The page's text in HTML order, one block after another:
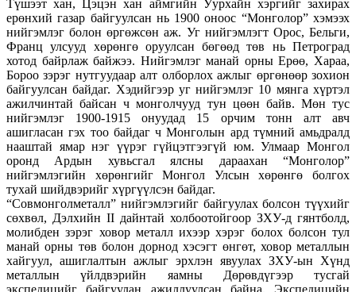
Түшээт хан, Цэцэн хан аймгийн Уурхайн хэргийг захирах
ерөнхий газар байгуулсан нь 1900 оноос “Монголор” хэмээх
нийгэмлэг болон өргөжсөн аж. Уг нийгэмлэгт Орос, Бельги,
Франц улсууд хөрөнгө оруулсан бөгөөд төв нь Петроград
хотод байрлаж байжээ. Нийгэмлэг манай орны Ерөө, Хараа,
Бороо зэрэг нутгуудаар алт олборлох ажлыг өргөнөөр зохион
байгуулсан байдаг. Хэдийгээр уг нийгэмлэг 10 мянга хүртэл
ажилчинтай байсан ч монголчууд тун цөөн байв. Мөн тус
нийгэмлэг 1900-1915 онуудад 15 орчим тонн алт авч
ашигласан гэх тоо байдаг ч Монголын ард түмний амьдралд
нааштай ямар нэг үүрэг гүйцэтгээгүй юм. Улмаар Монгол
оронд Ардын хувьсгал ялсны дараахан “Монголор”
нийгэмлэгийн хөрөнгийг Монгол Улсын хөрөнгө болгох
тухай шийдвэрийг хүргүүлсэн байдаг.
“Совмонголметалл” нийгэмлэгийг байгуулах болсон түүхийг
сөхвөл, Дэлхийн II дайнтай холбоотойгоор ЗХУ-д гянтболд,
молибден зэрэг ховор металл ихээр хэрэг болох болсон тул
манай орны төв болон дорнод хэсэгт өнгөт, ховор металлын
хайгуул, ашиглалтын ажлыг эрхлэн явуулах ЗХУ-ын Хүнд
металлын үйлдвэрийн яамны Дөрөвдүгээр тусгай